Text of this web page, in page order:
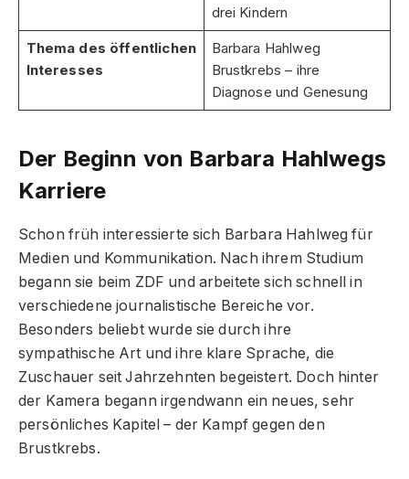
drei Kindern
Thema des öffentlichen
Interesses
Barbara Hahlweg
Brustkrebs – ihre
Diagnose und Genesung
Der Beginn von Barbara Hahlwegs
Karriere
Schon früh interessierte sich Barbara Hahlweg für
Medien und Kommunikation. Nach ihrem Studium
begann sie beim ZDF und arbeitete sich schnell in
verschiedene journalistische Bereiche vor.
Besonders beliebt wurde sie durch ihre
sympathische Art und ihre klare Sprache, die
Zuschauer seit Jahrzehnten begeistert. Doch hinter
der Kamera begann irgendwann ein neues, sehr
persönliches Kapitel – der Kampf gegen den
Brustkrebs.